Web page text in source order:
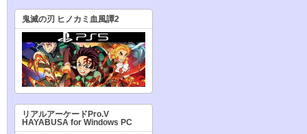
鬼滅の刃 ヒノカミ血風譚2
リアルアーケードPro.V
HAYABUSA for Windows PC